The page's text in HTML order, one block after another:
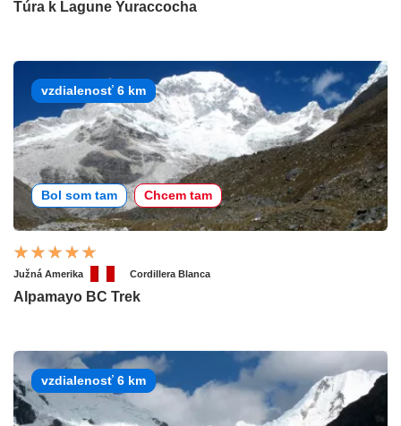
Túra k Lagune Yuraccocha
vzdialenosť 6 km
Bol som tam Chcem tam
Južná Amerika Cordillera Blanca
Alpamayo BC Trek
vzdialenosť 6 km